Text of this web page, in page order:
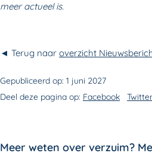
meer actueel is.
◄ Terug naar overzicht
Gepubliceerd op: 1 juni 2027
Deel deze pagina op: Facebook Twitter
Meer weten over verzuim?